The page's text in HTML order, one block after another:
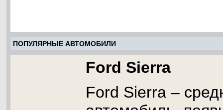
ПОПУЛЯРНЫЕ АВТОМОБИЛИ
Ford Sierra
Ford Sierra –